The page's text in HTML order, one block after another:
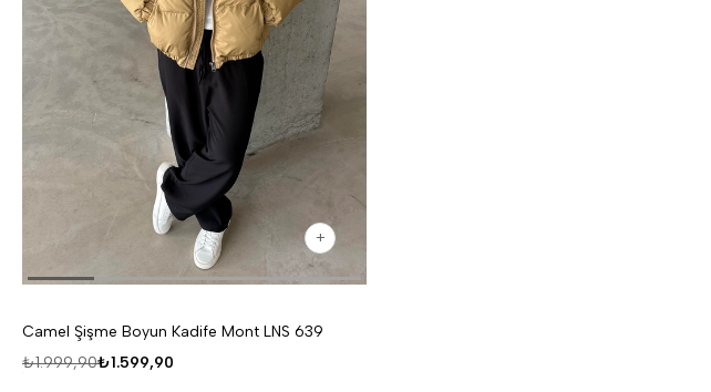
Camel Şişme Boyun Kadife Mont LNS 639
₺1.599,90
₺1.999,90